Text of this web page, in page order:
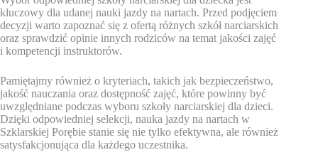
kluczowy dla udanej nauki jazdy na nartach. Przed podjęciem
decyzji warto zapoznać się z ofertą różnych szkół narciarskich
oraz sprawdzić opinie innych rodziców na temat jakości zajęć
i kompetencji instruktorów.
Pamiętajmy również o kryteriach, takich jak bezpieczeństwo,
jakość nauczania oraz dostępność zajęć, które powinny być
uwzględniane podczas wyboru szkoły narciarskiej dla dzieci.
Dzięki odpowiedniej selekcji, nauka jazdy na nartach w
Szklarskiej Porębie stanie się nie tylko efektywna, ale również
satysfakcjonująca dla każdego uczestnika.